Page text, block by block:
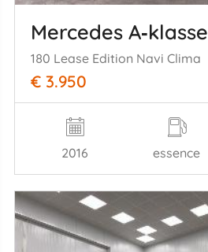
Mercedes A‑klasse
180 Lease Edition Navi Clima
€ 3.950
2016 essence